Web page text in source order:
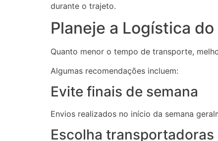
durante o trajeto.
Planeje a Logística
Quanto menor o tempo de transporte,
Algumas recomendações incluem:
Evite finais de semana
Envios realizados no início da semana
Escolha